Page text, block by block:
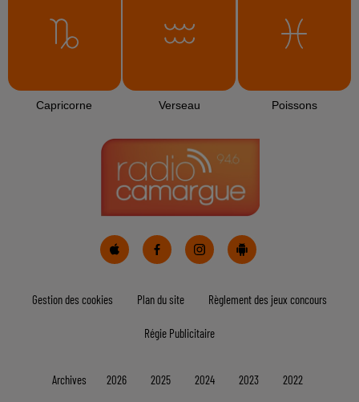
Capricorne Verseau Poissons
Gestion des cookies Plan du site Règlement des jeux concours
Régie Publicitaire
Archives 2026 2025 2024 2023 2022